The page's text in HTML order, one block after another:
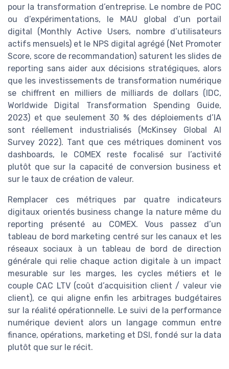
pour la transformation d’entreprise. Le nombre de POC
ou d’expérimentations, le MAU global d’un portail
digital (Monthly Active Users, nombre d’utilisateurs
actifs mensuels) et le NPS digital agrégé (Net Promoter
Score, score de recommandation) saturent les slides de
reporting sans aider aux décisions stratégiques, alors
que les investissements de transformation numérique
se chiffrent en milliers de milliards de dollars (IDC,
Worldwide Digital Transformation Spending Guide,
2023) et que seulement 30 % des déploiements d’IA
sont réellement industrialisés (McKinsey Global AI
Survey 2022). Tant que ces métriques dominent vos
dashboards, le COMEX reste focalisé sur l’activité
plutôt que sur la capacité de conversion business et
sur le taux de création de valeur.
Remplacer ces métriques par quatre indicateurs
digitaux orientés business change la nature même du
reporting présenté au COMEX. Vous passez d’un
tableau de bord marketing centré sur les canaux et les
réseaux sociaux à un tableau de bord de direction
générale qui relie chaque action digitale à un impact
mesurable sur les marges, les cycles métiers et le
couple CAC LTV (coût d’acquisition client / valeur vie
client), ce qui aligne enfin les arbitrages budgétaires
sur la réalité opérationnelle. Le suivi de la performance
numérique devient alors un langage commun entre
finance, opérations, marketing et DSI, fondé sur la data
plutôt que sur le récit.